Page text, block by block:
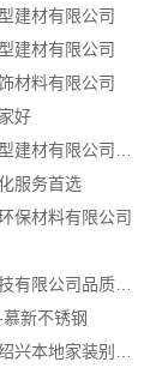
建材有限公司
建材有限公司
材料有限公司
好
服务首选
保材料有限公司
海宁精装房翻新公司嘉兴家美建材科技有限公司品质保障
新不锈钢